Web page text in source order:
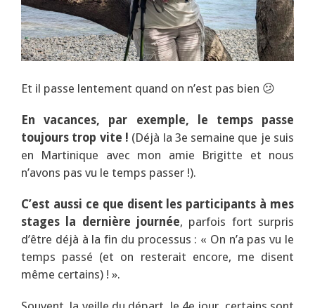
Et il passe lentement quand on n’est pas bien 😕
En vacances, par exemple, le temps passe
toujours trop vite ! (Déjà la 3e semaine que je suis
en Martinique avec mon amie Brigitte et nous
n’avons pas vu le temps passer !).
C’est aussi ce que disent les participants à mes
stages la dernière journée, parfois fort surpris
d’être déjà à la fin du processus : « On n’a pas vu le
temps passé (et on resterait encore, me disent
même certains) ! ».